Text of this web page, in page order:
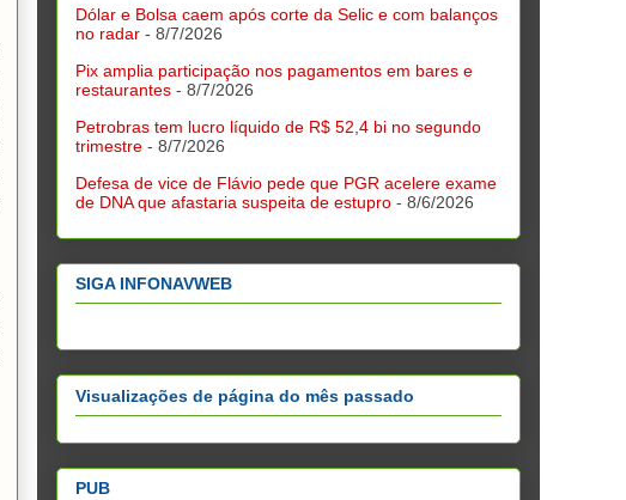
Dólar e Bolsa caem após corte da Selic e com balanços
no radar - 8/7/2026
Pix amplia participação nos pagamentos em bares e
restaurantes - 8/7/2026
Petrobras tem lucro líquido de R$ 52,4 bi no segundo
trimestre - 8/7/2026
Defesa de vice de Flávio pede que PGR acelere exame
de DNA que afastaria suspeita de estupro - 8/6/2026
SIGA INFONAVWEB
Visualizações de página do mês passado
PUB